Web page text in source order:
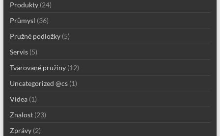
Produkty(24)
Průmysl (36)
Pružné podložky(5)
Servis(5)
Tvarované pružiny(12)
Uncategorized @cs(1)
Videa(1)
Znalost(23)
Zprávy(2)